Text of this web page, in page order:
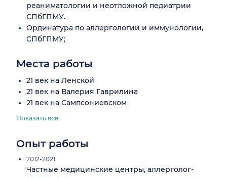
реаниматологии и неотложной педиатрии
СПбГПМУ.
Ординатура по аллергологии и иммунологии,
СПбГПМУ;
Места работы
21 век на Ленской
21 век на Валерия Гаврилина
21 век на Сампсониевском
Показать все
Опыт работы
2012-2021
Частные медицинские центры, аллерголог-